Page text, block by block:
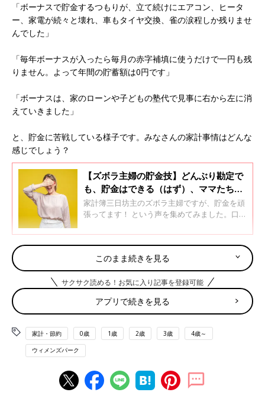
「ボーナスで貯金するつもりが、立て続けにエアコン、ヒータ
ー、家電が続々と壊れ、車もタイヤ交換、雀の涙程しか残りませ
んでした」
「毎年ボーナスが入ったら毎月の赤字補填に使うだけで一円も残
りません。よって年間の貯蓄額は0円です」
「ボーナスは、家のローンや子どもの塾代で見事に右から左に消
えていきました」
と、貯金に苦戦している様子です。みなさんの家計事情はどんな
感じでしょう？
【ズボラ主婦の貯金技】どんぶり勘定で
も、貯金はできる（はず）、ママたちの
声
家計簿三日坊主のズボラ主婦ですが、貯金を頑
張ってます！ という声を集めてみました。口コ
によると、ズボラでも貯金ができるコツは、細
かな数字を把握することではなく、全体的な流
れを把握すること。そして去年より貯金が増え
ていたらOKいう、おおらかな心構えのようで
す。
諭吉さんの大移動を見送るのがつらい…
「数十年、家計簿をつけていましたが、上の子が高校で塾通いか
らの私大へ。下の子は中学から塾からの私立高校となっていか
ら、あえて家計簿をつけるのをやめました。もう、諭吉さんの集
「大学生が二人いるので自転車操業。家計簿は必死でつけてます
「子どもが中学から大学までは私立。貯金、何それ？ 出来るわ
このまま続きを見る
サクサク読める！お気に入り記事を登録可能
アプリで続きを見る
家計・節約 0歳 1歳 2歳 3歳 4歳～
ウィメンズパーク